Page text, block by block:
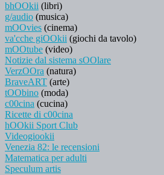
bhOOkii (libri)
g/audio (musica)
mOOvies (cinema)
va'cche giOOkii (giochi da tavolo)
mOOtube (video)
Notizie dal sistema sOOlare
VerzOOra (natura)
BraveART (arte)
tOObino (moda)
c00cina (cucina)
Ricette di c00cina
hOOkii Sport Club
Videogiookii
Venezia 82: le recensioni
Matematica per adulti
Speculum artis